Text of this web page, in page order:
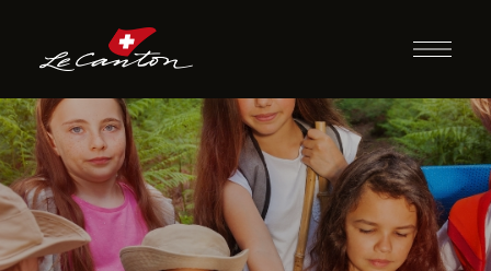
Caça ao Tesouro